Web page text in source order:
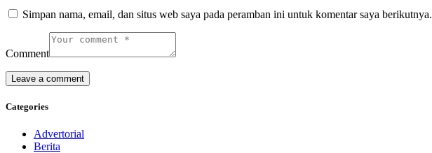
Simpan nama, email, dan situs web saya pada peramban ini untuk komentar saya berikutnya.
Comment
Categories
Advertorial
Berita